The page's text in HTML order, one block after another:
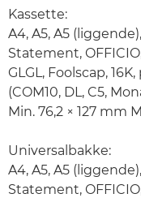
Kassette:
A4, A5, A5
Statement,
GLGL, Foolscap,
(COM10, DL, C5,
Min. 76,2 × 127 mm
Universalbakke:
A4, A5, A5
Statement,